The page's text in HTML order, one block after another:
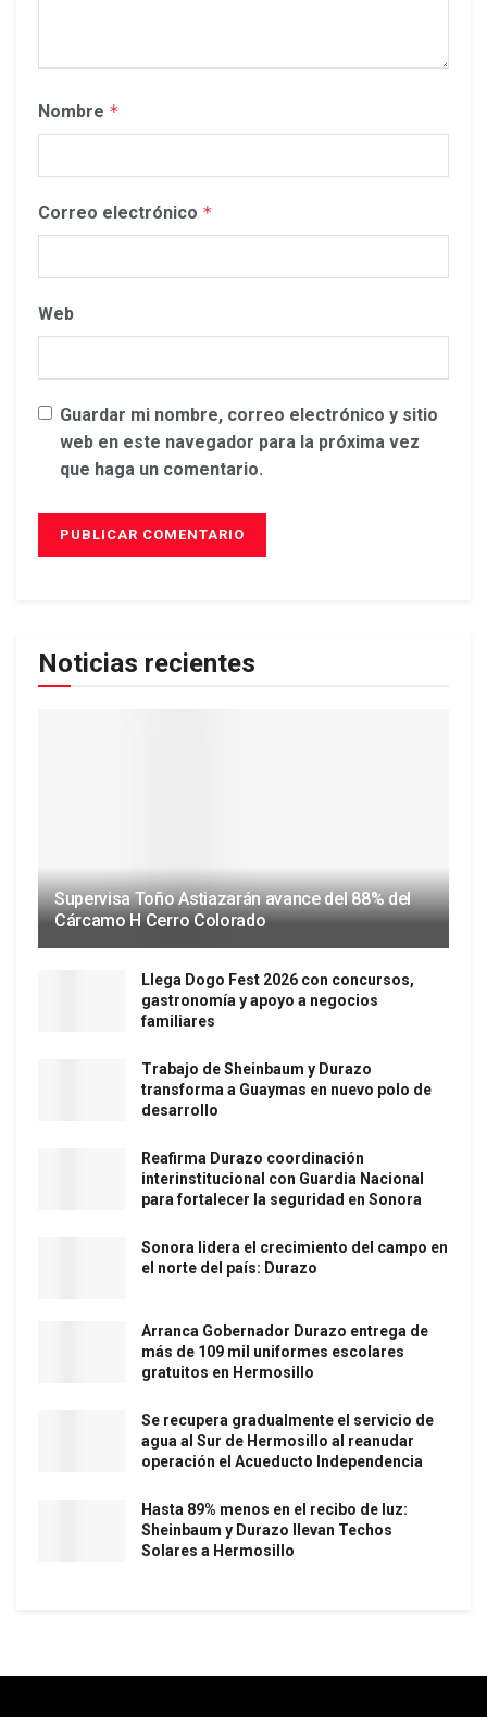
Nombre *
Correo electrónico *
Web
Guardar mi nombre, correo electrónico y sitio
web en este navegador para la próxima vez
que haga un comentario.
Noticias recientes
Supervisa Toño Astiazarán avance del 88% del
Cárcamo H Cerro Colorado
Llega Dogo Fest 2026 con concursos,
gastronomía y apoyo a negocios
familiares
Trabajo de Sheinbaum y Durazo
transforma a Guaymas en nuevo polo de
desarrollo
Reafirma Durazo coordinación
interinstitucional con Guardia Nacional
para fortalecer la seguridad en Sonora
Sonora lidera el crecimiento del campo en
el norte del país: Durazo
Arranca Gobernador Durazo entrega de
más de 109 mil uniformes escolares
gratuitos en Hermosillo
Se recupera gradualmente el servicio de
agua al Sur de Hermosillo al reanudar
operación el Acueducto Independencia
Hasta 89% menos en el recibo de luz:
Sheinbaum y Durazo llevan Techos
Solares a Hermosillo